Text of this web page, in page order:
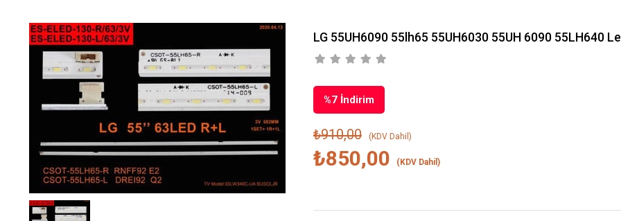
LG 55UH6090 55lh65 55UH6030 55UH 6090 55LH640
%7 İndirim
₺910,00 (KDV Dahil)
₺850,00 (KDV Dahil)